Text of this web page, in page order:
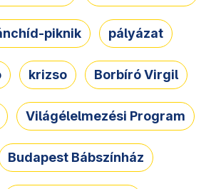
piknik pályázat
krizso Borbíró Virgil
Világélelmezési Program
Budapest Bábszínház